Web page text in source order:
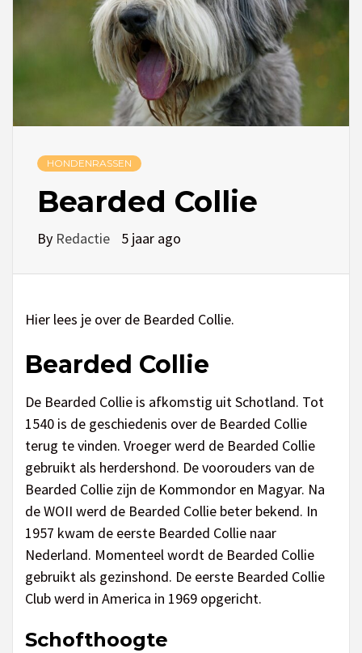
HONDENRASSEN
Bearded Collie
By Redactie 5 jaar ago
Hier lees je over de Bearded Collie.
Bearded Collie
De Bearded Collie is afkomstig uit Schotland. Tot
1540 is de geschiedenis over de Bearded Collie
terug te vinden. Vroeger werd de Bearded Collie
gebruikt als herdershond. De voorouders van de
Bearded Collie zijn de Kommondor en Magyar. Na
de WOII werd de Bearded Collie beter bekend. In
1957 kwam de eerste Bearded Collie naar
Nederland. Momenteel wordt de Bearded Collie
gebruikt als gezinshond. De eerste Bearded Collie
Club werd in America in 1969 opgericht.
Schofthoogte